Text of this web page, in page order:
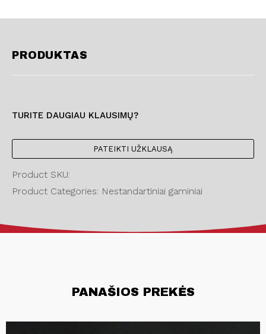
PRODUKTAS
TURITE DAUGIAU KLAUSIMŲ?
PATEIKTI UŽKLAUSĄ
Product SKU:
Product Categories: Nestandartiniai gaminiai
PANAŠIOS PREKĖS